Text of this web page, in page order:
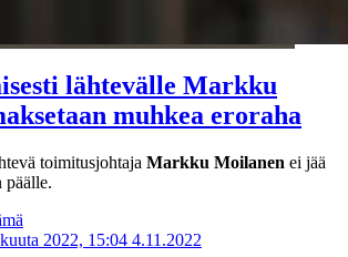
lähtevälle Markku
muhkea eroraha
toimitusjohtaja Markku Moilanen ei jää
päälle.
2022, 15:04 4.11.2022